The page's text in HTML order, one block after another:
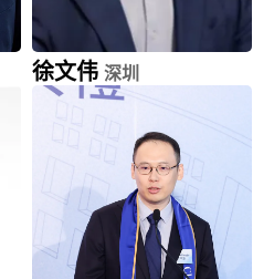
徐文伟 深圳
原董事兼战略研究院院长